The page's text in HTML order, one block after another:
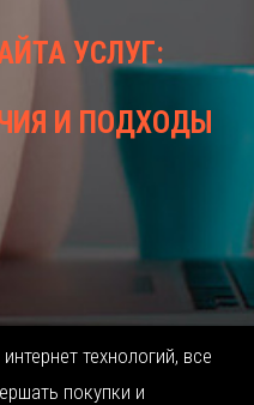
УСЛУГ:
И ПОДХОДЫ
технологий, все
покупки и